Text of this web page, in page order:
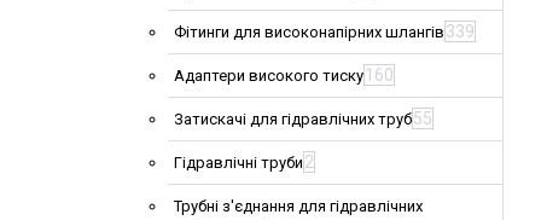
Фітинги для високонапірних шлангів 339
Адаптери високого тиску 160
Затискачі для гідравлічних труб55
Гідравлічні труби 2
Трубні з'єднання для гідравлічних